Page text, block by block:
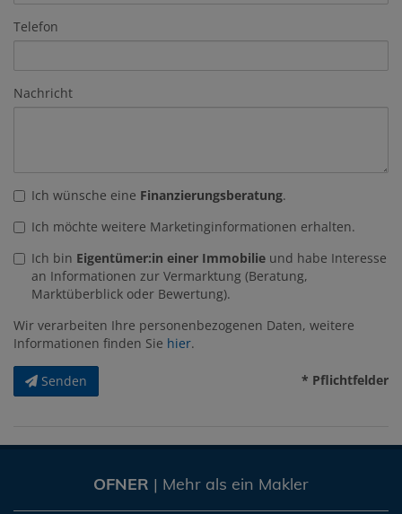
Telefon
Nachricht
Ich wünsche eine Finanzierungsberatung.
Ich möchte weitere Marketinginformationen erhalten.
Ich bin Eigentümer:in einer Immobilie und habe Interesse
an Informationen zur Vermarktung (Beratung,
Marktüberblick oder Bewertung).
Wir verarbeiten Ihre personenbezogenen Daten, weitere
Informationen finden Sie hier.
Senden * Pflichtfelder
OFNER | Mehr als ein Makler